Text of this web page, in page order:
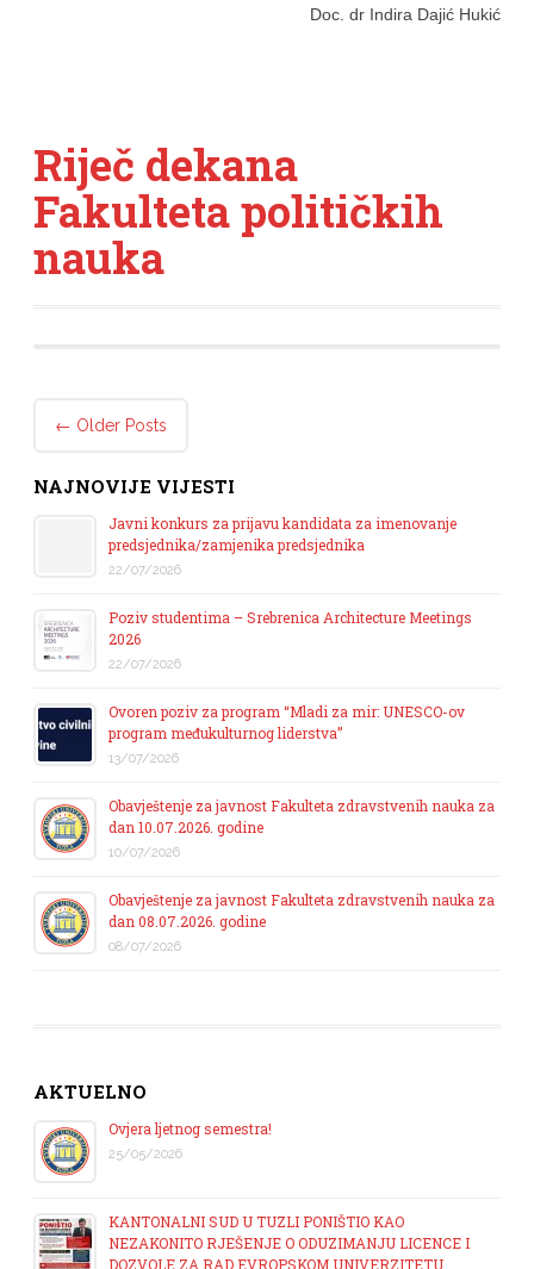
Doc. dr Indira Dajić Hukić
Riječ dekana
Fakulteta političkih
nauka
Post navigation
← Older Posts
NAJNOVIJE VIJESTI
Javni konkurs za prijavu kandidata za imenovanje
predsjednika/zamjenika predsjednika
22/07/2026
Poziv studentima – Srebrenica Architecture Meetings
2026
22/07/2026
Ovoren poziv za program “Mladi za mir: UNESCO-ov
program međukulturnog liderstva”
13/07/2026
Obavještenje za javnost Fakulteta zdravstvenih nauka za
dan 10.07.2026. godine
10/07/2026
Obavještenje za javnost Fakulteta zdravstvenih nauka za
dan 08.07.2026. godine
08/07/2026
AKTUELNO
Ovjera ljetnog semestra!
25/05/2026
KANTONALNI SUD U TUZLI PONIŠTIO KAO
NEZAKONITO RJEŠENJE O ODUZIMANJU LICENCE I
DOZVOLE ZA RAD EVROPSKOM UNIVERZITETU